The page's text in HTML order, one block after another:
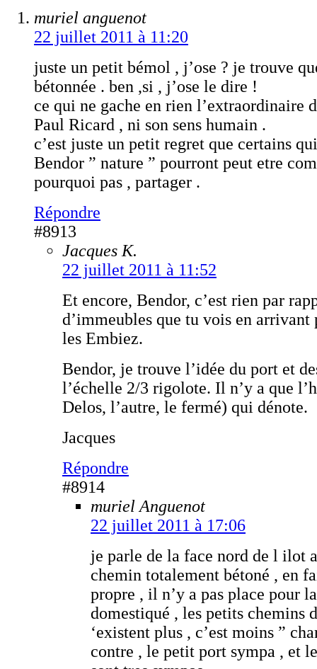
muriel anguenot
22 juillet 2011 à 11:20
juste un petit bémol , j’ose ? je trouve
bétonnée . ben ,si , j’ose le dire !
ce qui ne gache en rien l’extraordinaire
Paul Ricard , ni son sens humain .
c’est juste un petit regret que certains
Bendor ” nature ” pourront peut etre
pourquoi pas , partager .
Répondre
#8913
Jacques K.
22 juillet 2011 à 11:52
Et encore, Bendor, c’est rien par
d’immeubles que tu vois en arrivant
les Embiez.
Bendor, je trouve l’idée du port et
l’échelle 2/3 rigolote. Il n’y a que
Delos, l’autre, le fermé) qui dénote.
Jacques
Répondre
#8914
muriel Anguenot
22 juillet 2011 à 17:06
je parle de la face nord de l ilot
chemin totalement bétoné , en
propre , il n’y a pas place pour
domestiqué , les petits chemins
‘existent plus , c’est moins ”
contre , le petit port sympa , et